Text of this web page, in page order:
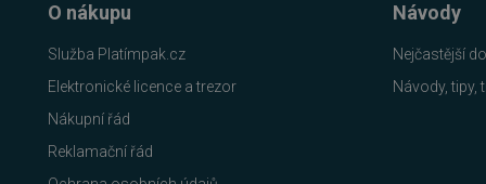
O nákupu
Služba Platímpak.cz
Elektronické licence a trezor
Nákupní řád
Reklamační řád
Návody
Nejčastější
Návody, tipy,